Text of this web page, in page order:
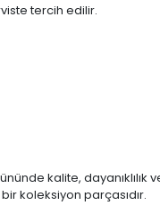
tercih edilir.
kalite, dayanıklılık
koleksiyon parçasıdır.